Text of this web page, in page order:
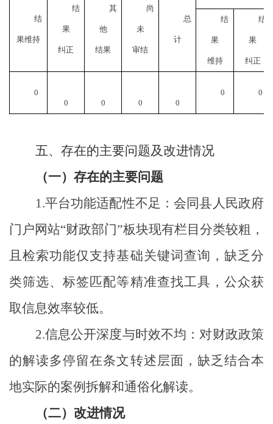
结
果维持
结
果
纠正
其
他
结果
尚
未
审结
总
计
结
果
维持
结
果
纠正
0
0
0 0 0
0 0
五、存在的主要问题及改进情况
（一） 存在的主要问题
1.平台功能适配性不足：会同县人民政府
门户网站“财政部门”板块现有栏目分类较粗，
且检索功能仅支持基础关键词查询，缺乏分
类筛选、标签匹配等精准查找工具，公众获
取信息效率较低。
2.信息公开深度与时效不均：对财政政策
的解读多停留在条文转述层面，缺乏结合本
地实际的案例拆解和通俗化解读。
（二） 改进情况